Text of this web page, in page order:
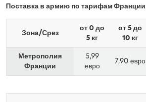
Поставка в армию по тарифам Франции
Зона/Срез
от 0 до
5 кг
от 5 до
10 кг
Метрополия
Франции
5,99
евро
7,90 евро